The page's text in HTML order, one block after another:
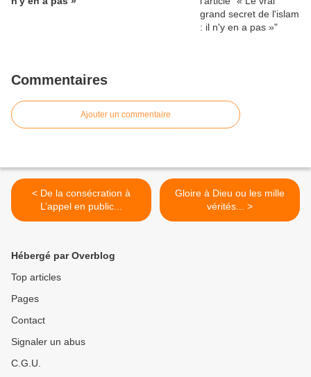
Commentaires
Ajouter un commentaire
< De la consécration à
L’appel en public...
Gloire à Dieu ou les mille
vérités... >
Hébergé par Overblog
Top articles
Pages
Contact
Signaler un abus
C.G.U.